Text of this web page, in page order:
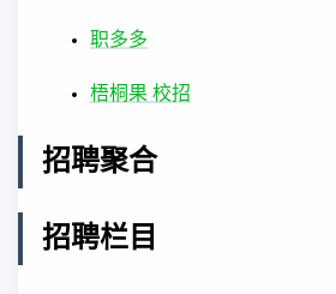
职多多
梧桐果 校招
招聘聚合
招聘栏目